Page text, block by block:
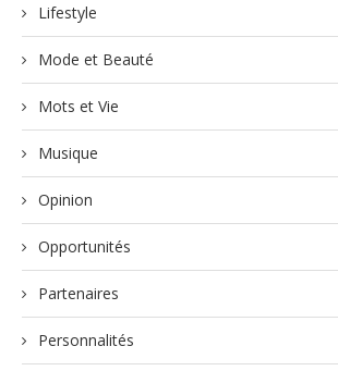
Lifestyle
Mode et Beauté
Mots et Vie
Musique
Opinion
Opportunités
Partenaires
Personnalités